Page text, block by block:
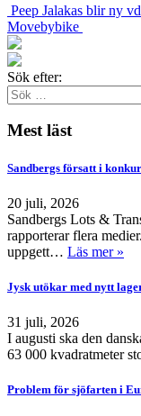
Peep Jalakas blir ny
Movebybike
Sök efter:
Mest läst
Sandbergs försatt i
20 juli, 2026
Sandbergs Lots &
rapporterar flera
uppgett… Läs mer »
Jysk utökar med nytt
31 juli, 2026
I augusti ska den
63 000 kvadratmeter
Problem för sjöfarten i